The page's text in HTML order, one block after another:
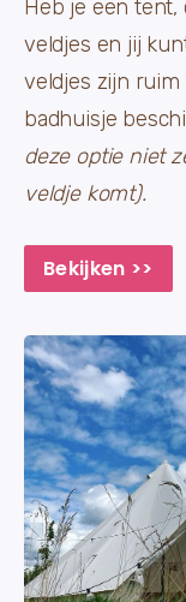
Heb je een tent,
veldjes en jij
veldjes zijn
badhuisje
deze optie niet
veldje komt).
Bekijken >>